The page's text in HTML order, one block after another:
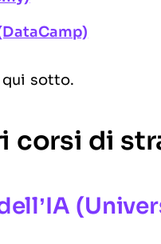
qui sotto.
corsi di